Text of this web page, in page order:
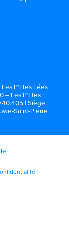
P’tites Fées
– Les P’tites
| Siège
Saint-Pierre